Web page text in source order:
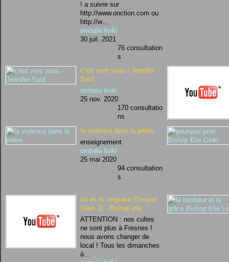
! a suivre sur
http://www.onction.com ou
http://w…
ombala lisiki
30 juil. 2021
76 consultation
s
c'est vers vous - Jennifer
Saïd
ombala lisiki
25 nov. 2020
170 consultatio
ns
la violence dans la prière
enseignement
ombala lisiki
25 mai 2020
94 consultation
s
où es tu seigneur (Gospel
Slam 2) - Bishop elie
ATTENTION : nos cultes
ne sont plus à Fresnes !
nous avons changer de
local ! Tous les dimanches
à…